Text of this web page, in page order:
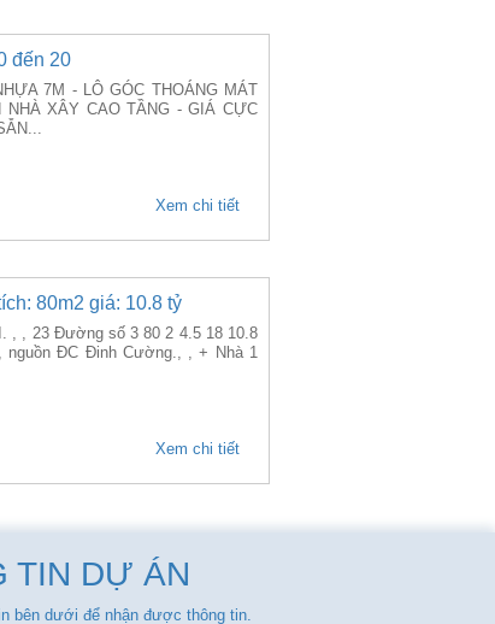
đến 20
7M - LÔ GÓC THOÁNG MÁT
NHÀ XÂY CAO TẦNG - GIÁ CỰC
Xem chi tiết
80m2 giá: 10.8 tỷ
, , 23 Đường số 3 80 2 4.5 18 10.8
ĐC Đinh Cường., , + Nhà 1
Xem chi tiết
TIN DỰ ÁN
bên dưới để nhận được thông tin.